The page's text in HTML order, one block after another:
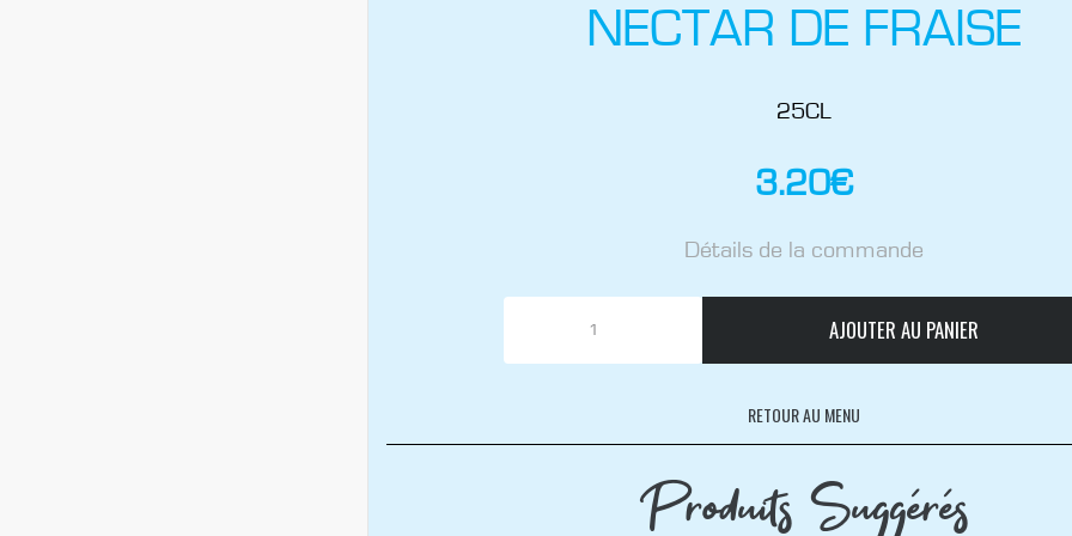
NECTAR DE FRAISE
25CL
3.20€
Détails de la commande
AJOUTER AU PANIER
RETOUR AU MENU
Produits Suggérés